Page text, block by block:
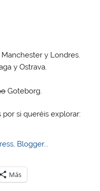
y Londres.
y Ostrava.
Goteborg.
si queréis explorar:
Más